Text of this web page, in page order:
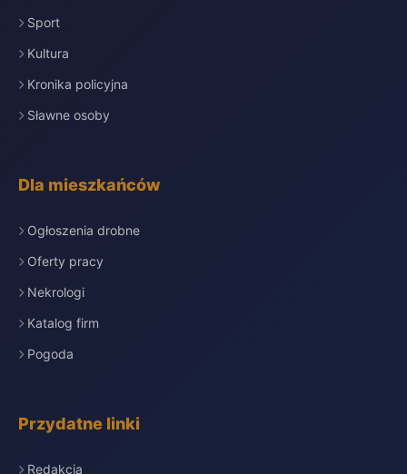
Sport
Kultura
Kronika policyjna
Sławne osoby
Dla mieszkańców
Ogłoszenia drobne
Oferty pracy
Nekrologi
Katalog firm
Pogoda
Przydatne linki
Redakcja